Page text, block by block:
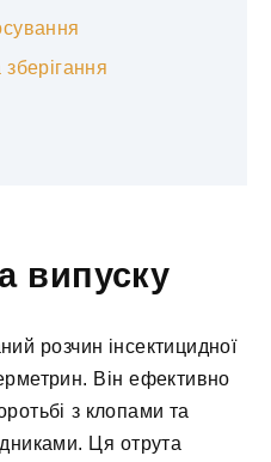
випуску
розчин інсектицидної
Він ефективно
з клопами та
Ця отрута